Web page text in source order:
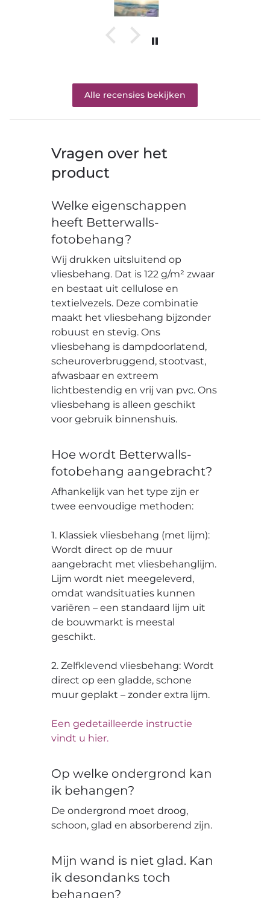
Alle recensies bekijken
Vragen over het
product
Welke eigenschappen
heeft Betterwalls-
fotobehang?
Wij drukken uitsluitend op
vliesbehang. Dat is 122 g/m² zwaar
en bestaat uit cellulose en
textielvezels. Deze combinatie
maakt het vliesbehang bijzonder
robuust en stevig. Ons
vliesbehang is dampdoorlatend,
scheuroverbruggend, stootvast,
afwasbaar en extreem
lichtbestendig en vrij van pvc. Ons
vliesbehang is alleen geschikt
voor gebruik binnenshuis.
Hoe wordt Betterwalls-
fotobehang aangebracht?
Afhankelijk van het type zijn er
twee eenvoudige methoden:
1. Klassiek vliesbehang (met lijm):
Wordt direct op de muur
aangebracht met vliesbehanglijm.
Lijm wordt niet meegeleverd,
omdat wandsituaties kunnen
variëren – een standaard lijm uit
de bouwmarkt is meestal
geschikt.
2. Zelfklevend vliesbehang: Wordt
direct op een gladde, schone
muur geplakt – zonder extra lijm.
Een gedetailleerde instructie
vindt u hier.
Op welke ondergrond kan
ik behangen?
De ondergrond moet droog,
schoon, glad en absorberend zijn.
Mijn wand is niet glad. Kan
ik desondanks toch
behangen?